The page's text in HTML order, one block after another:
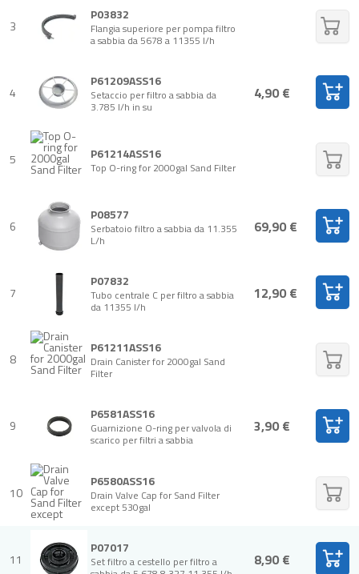
3
P03832
Flangia superiore per pompa filtro
a sabbia da 5678 a 11355 l/h
4
P61209ASS16
Setaccio per filtro a sabbia da
3.785 l/h in su
4,90 €
5 P61214ASS16
Top O-ring for 2000gal Sand Filter
6
P08577
Serbatoio filtro a sabbia da 11.355
L/h
69,90 €
7
P07832
Tubo centrale C per filtro a sabbia
da 11355 l/h
12,90 €
8
P61211ASS16
Drain Canister for 2000gal Sand
Filter
9
P6581ASS16
Guarnizione O-ring per valvola di
scarico per filtri a sabbia
3,90 €
10
P6580ASS16
Drain Valve Cap for Sand Filter
except 530gal
11
P07017
Set filtro a cestello per filtro a 8,90 €